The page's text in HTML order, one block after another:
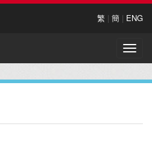
繁 | 簡 | ENG
Toggle